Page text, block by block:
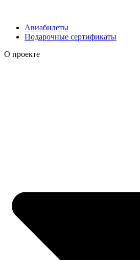
Авиабилеты
Подарочные сертификаты
О проекте